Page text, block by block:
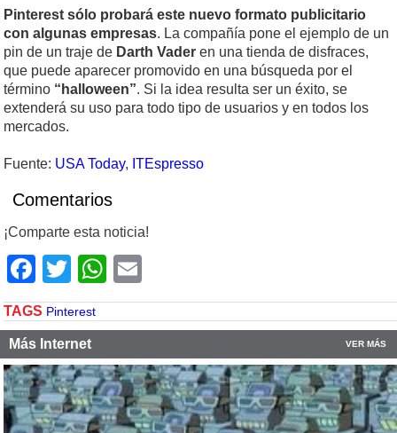
Pinterest sólo probará este nuevo formato publicitario
con algunas empresas. La compañía pone el ejemplo de un
pin de un traje de Darth Vader en una tienda de disfraces,
que puede aparecer promovido en una búsqueda por el
término “halloween”. Si la idea resulta ser un éxito, se
extenderá su uso para todo tipo de usuarios y en todos los
mercados.
Fuente: USA Today, ITEspresso
Comentarios
¡Comparte esta noticia!
Facebook
TwitterWhatsApp
TAGS Pinterest
Más Internet VER MÁS